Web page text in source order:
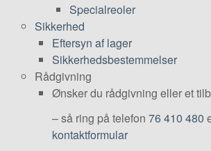
Specialreoler
Sikkerhed
Eftersyn af lager
Sikkerhedsbestemmelser
Rådgivning
Ønsker du rådgivning eller et
– så ring på telefon 76 410 480
kontaktformular